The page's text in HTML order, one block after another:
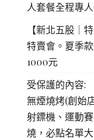
人套餐全程專
【新北五股｜
特賣會。夏季
1000元
受保護的內容:
無煙燒烤(創始
射鏢機、運動
燒，必點名單大